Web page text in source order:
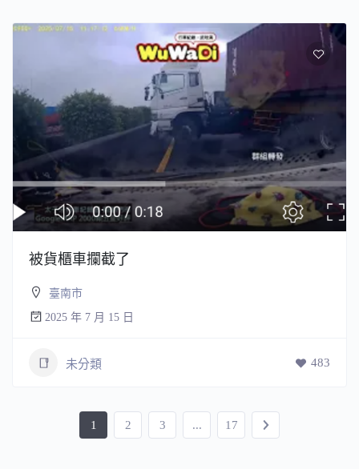
被貨櫃車攔截了
臺南市
2025 年 7 月 15 日
未分類 483
1 2 3 ... 17